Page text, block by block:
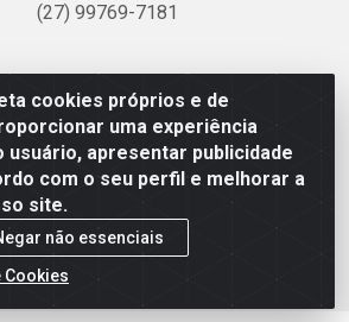
cookies próprios e de
uma experiência
usuário, apresentar publicidade
com o seu perfil e melhorar a
site.
não essenciais
Cookies
(27) 99769-7181
LTDA - Avenida Alegre, 2521 -
05 e 07 - Shell, Linhares/ES - CEP
- CNPJ 20.857.514/0001-75